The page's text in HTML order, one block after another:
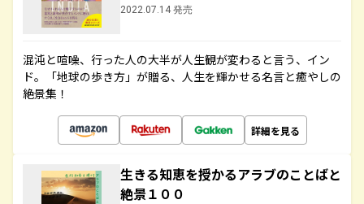
2022.07.14 発売
混沌と喧噪、行った人の大半が人生観が変わると言う、イン
ド。「地球の歩き方」が贈る、人生を輝かせる名言と癒やしの
絶景集！
詳細を見る
生きる知恵を授かるアラブのことばと
絶景１００